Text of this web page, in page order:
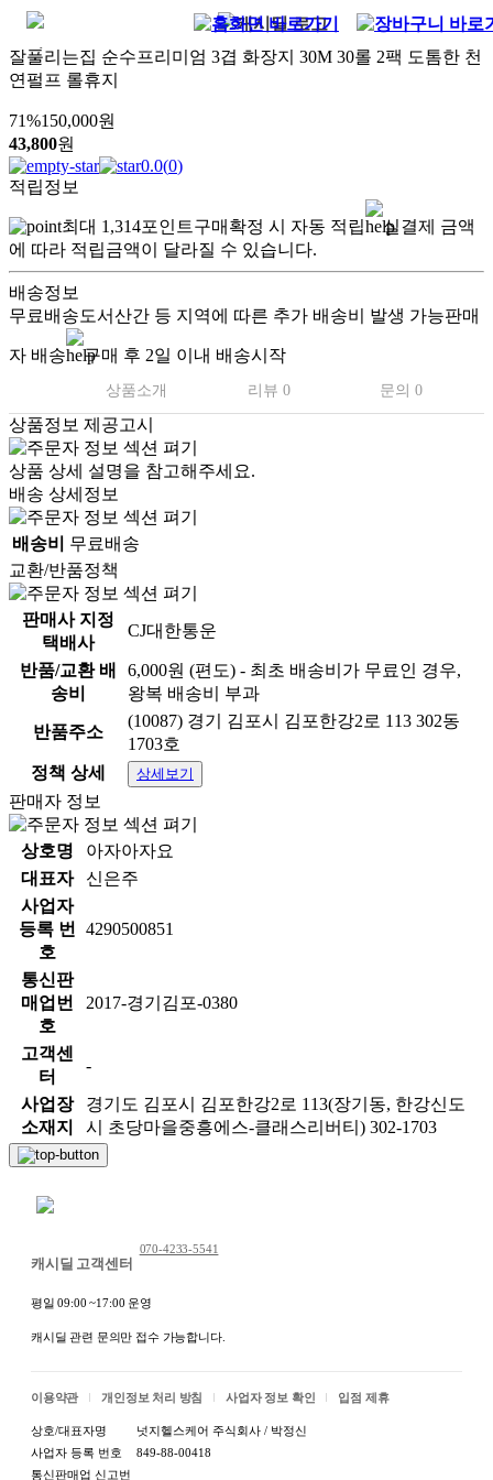
잘풀리는집 순수프리미엄 3겹 화장지 30M 30롤 2팩 도톰한 천
연펄프 롤휴지
71%150,000원
43,800원
0.0(0)
적립정보
최대 1,314포인트구매확정 시 자동 적립
실결제 금액
에 따라 적립금액이 달라질 수 있습니다.
배송정보
무료배송도서산간 등 지역에 따른 추가 배송비 발생 가능판매
자 배송 구매 후 2일 이내 배송시작
상품소개 리뷰 0 문의 0
잘풀리는집 순수프리미
엄 3겹 화장지 30M 30
상품정보 제공고시
상품 상세 설명을 참고해주세요.
배송 상세정보
배송비
무료배송
교환/반품정책
판매사 지정
택배사
CJ대한통운
반품/교환 배
송비
6,000원 (편도) - 최초 배송비가 무료인 경우,
왕복 배송비 부과
반품주소
(10087) 경기 김포시 김포한강2로 113 302동
1703호
정책 상세
상세보기
판매자 정보
상호명
아자아자요
대표자
신은주
사업자
등록 번
호
4290500851
통신판
매업번
호
2017-경기김포-0380
고객센
터
-
사업장
소재지
경기도 김포시 김포한강2로 113(장기동, 한강신도
시 초당마을중흥에스-클래스리버티) 302-1703
캐시딜 고객센터
070-4233-5541
평일 09:00 ~17:00 운영
캐시딜 관련 문의만 접수 가능합니다.
이용약관 개인정보 처리 방침 사업자 정보 확인 입점 제휴
상호/대표자명
넛지헬스케어 주식회사 / 박정신
사업자 등록 번호
849-88-00418
통신판매업 신고번